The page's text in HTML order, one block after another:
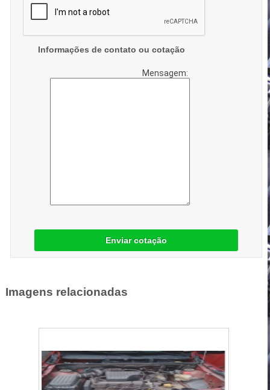
Informações de contato ou cotação
Mensagem:
Enviar cotação
Imagens relacionadas